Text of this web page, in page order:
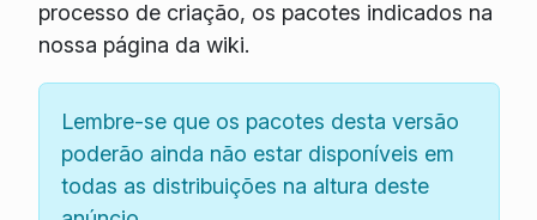
processo de criação, os pacotes indicados na
nossa página da wiki.
Lembre-se que os pacotes desta versão
poderão ainda não estar disponíveis em
todas as distribuições na altura deste